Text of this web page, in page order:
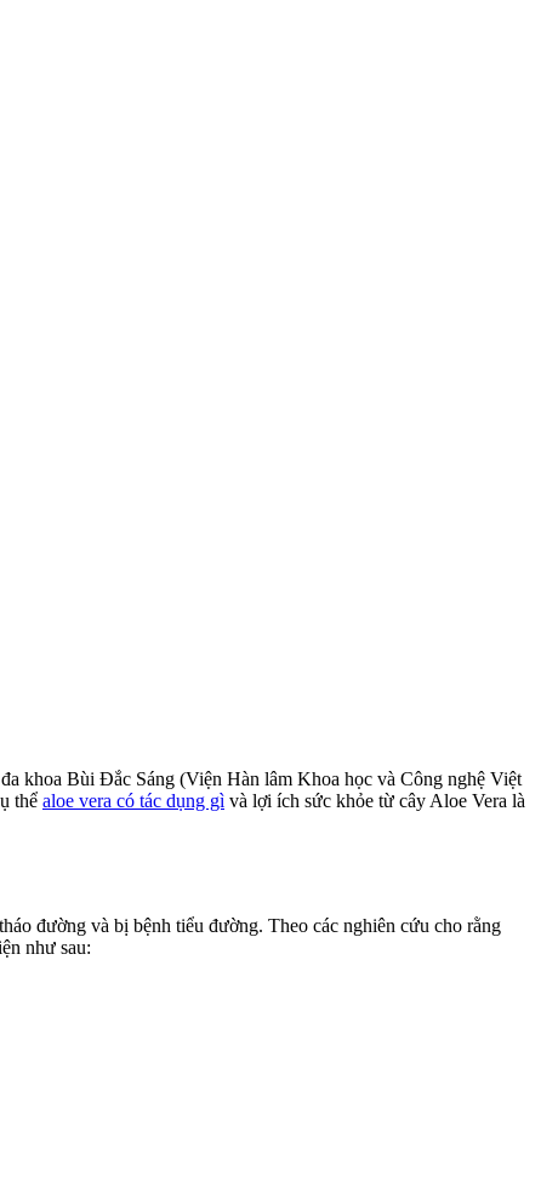
khoa Bùi Đắc Sáng (Viện Hàn lâm Khoa học và Công nghệ Việt
thể aloe vera có tác dụng gì và lợi ích sức khỏe từ cây Aloe Vera là
đường và bị bệnh tiểu đường. Theo các nghiên cứu cho rằng
như sau: